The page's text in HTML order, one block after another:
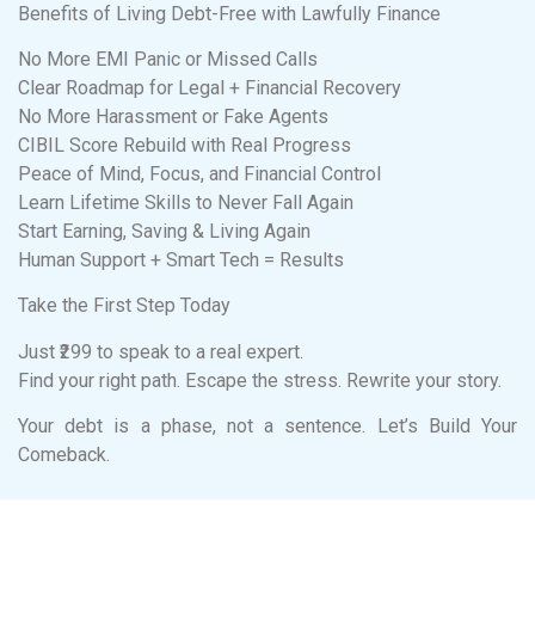
Benefits of Living Debt-Free with Lawfully Finance
No More EMI Panic or Missed Calls
Clear Roadmap for Legal + Financial Recovery
No More Harassment or Fake Agents
CIBIL Score Rebuild with Real Progress
Peace of Mind, Focus, and Financial Control
Learn Lifetime Skills to Never Fall Again
Start Earning, Saving & Living Again
Human Support + Smart Tech = Results
Take the First Step Today
Just ₹299 to speak to a real expert.
Find your right path. Escape the stress. Rewrite your story.
Your debt is a phase, not a sentence. Let’s Build Your
Comeback.